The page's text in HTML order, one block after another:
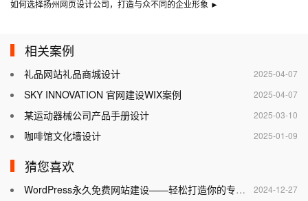
如何选择扬州网页设计公司，打造与众不同的企业形象 ►
相关案例
2025-04-07
礼品网站礼品商城设计
2025-04-07
SKY INNOVATION 官网建设WIX案例
2025-03-10
某运动器械公司产品手册设计
2025-01-09
咖啡馆文化墙设计
猜您喜欢
2024-12-27
WordPress永久免费网站建设——轻松打造你的专属网站